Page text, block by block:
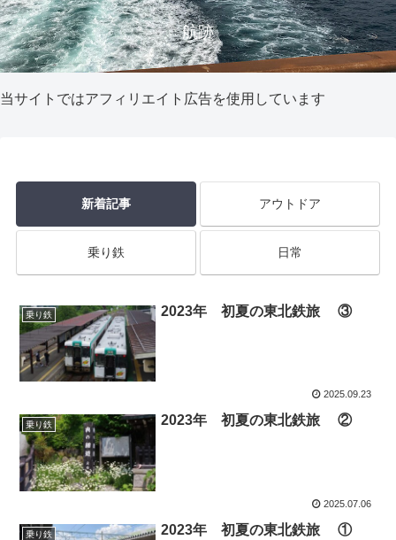
航跡
当サイトではアフィリエイト広告を使用しています
新着記事 アウトドア
乗り鉄 日常
乗り鉄 2023年 初夏の東北鉄旅 ③
2025.09.23
乗り鉄 2023年 初夏の東北鉄旅 ②
2025.07.06
乗り鉄 2023年 初夏の東北鉄旅 ①